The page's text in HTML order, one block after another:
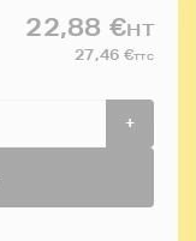
22,88 €HT
27,46 €TTC
+